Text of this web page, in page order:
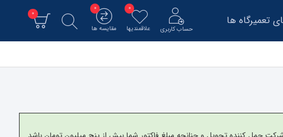
تعمیرگاه ها
حساب کاربری علاقمندیها
0
مقایسه ها
0
0